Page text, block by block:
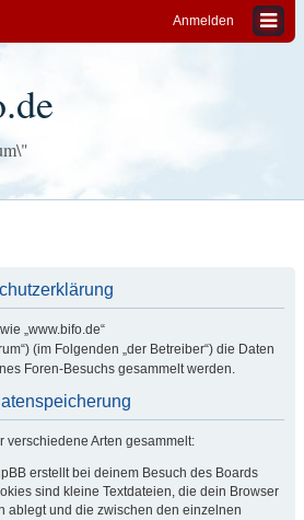
Anmelden
„www.bifo.de“
(im Folgenden „der Betreiber“) die Daten
Foren-Besuchs gesammelt werden.
verschiedene Arten gesammelt:
erstellt bei deinem Besuch des Boards
sind kleine Textdateien, die dein Browser
ablegt und die zwischen den einzelnen